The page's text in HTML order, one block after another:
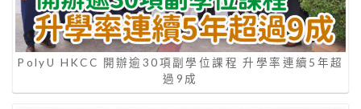
PolyU HKCC 開辦逾30項副學位課程 升學率連續5年超
過9成